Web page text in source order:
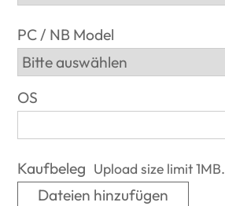
PC / NB Model
OS
Kaufbeleg Upload size limit 1MB.
Dateien hinzufügen